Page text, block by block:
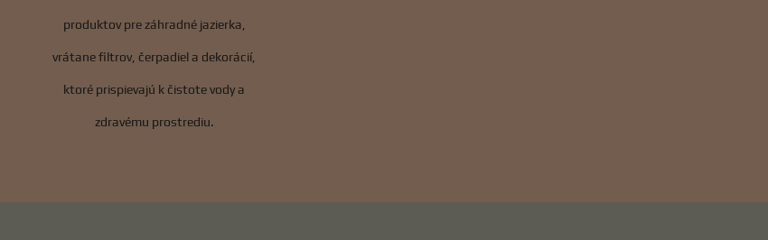
produktov pre záhradné jazierka,
vrátane filtrov, čerpadiel a dekorácií,
ktoré prispievajú k čistote vody a
zdravému prostrediu.